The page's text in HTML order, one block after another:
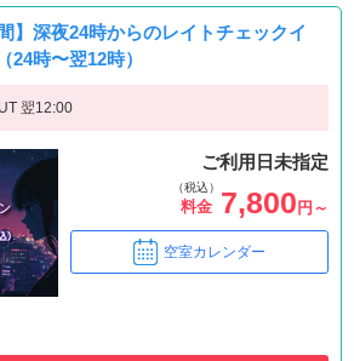
】深夜24時からのレイトチェックイ
24時〜翌12時）
翌12:00
ご利用日未指定
（税込）
料金 7,800 円～
空室カレンダー